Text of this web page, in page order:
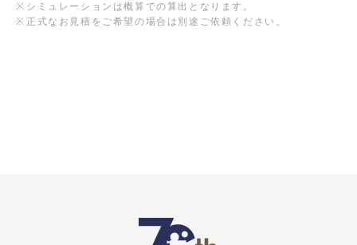
※ シミュレーションは概算での算出となります。
※ 正式なお見積をご希望の場合は別途ご依頼ください。